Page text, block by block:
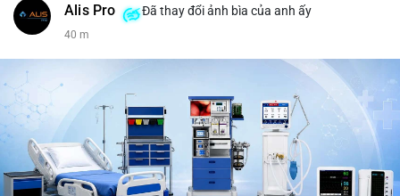
MrBeast, Google. Binance Square: nhiều post về lệnh long, lợi
nhuận, $HFT/$SKYAI, $RIVER, $WLD, $ALLO, Top trader 30
💬 DÒNG CHẢY TIN TỨC & TRUYỀN THÔNG: Telegram
CoinTelegraph: Saylor nói Bitcoin không cần rõ ràng, Mỹ cần
rõ ràng; CEX futures volume giảm xuống $4 tỷ trong tháng 7,
thấp nhất từ tháng 12/2023; Prophet Market ra mắt thị trường
dự đoán human vs AI; Trump nói crypto làเรื่อง lớn, người dùng
Alis Pro Đã thay đổi ảnh bìa của anh ấy
41 m